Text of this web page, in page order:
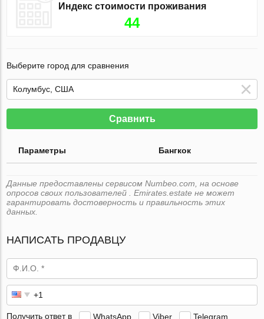
Индекс стоимости проживания
44
Выберите город для сравнения
Сравнить
Параметры Бангкок
Данные предоставлены сервисом Numbeo.com, на основе
опросов своих пользователей . Emirates.estate не может
гарантировать достоверность и правильность этих
данных.
НАПИСАТЬ ПРОДАВЦУ
Получить ответ в WhatsApp Viber Telegram